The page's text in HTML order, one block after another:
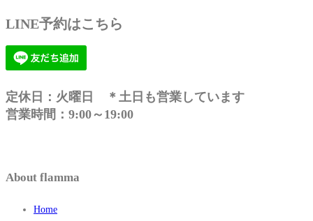
LINE予約はこちら
定休日：火曜日 ＊土日も営業しています
営業時間：9:00～19:00
About flamma
Home